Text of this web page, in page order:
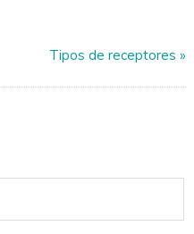
Tipos de receptores »